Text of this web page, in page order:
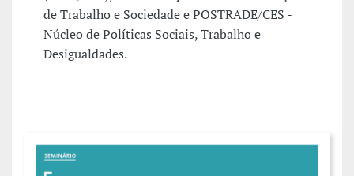
de Trabalho e Sociedade e POSTRADE/CES -
Núcleo de Políticas Sociais, Trabalho e
Desigualdades.